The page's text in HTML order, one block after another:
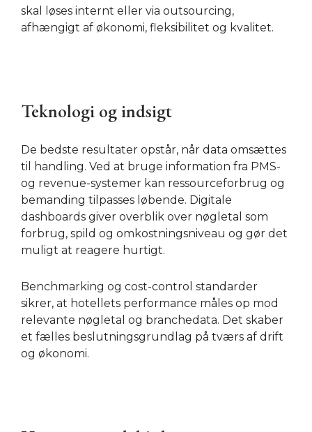
skal løses internt eller via outsourcing,
afhængigt af økonomi, fleksibilitet og kvalitet.
Teknologi og indsigt
De bedste resultater opstår, når data omsættes
til handling. Ved at bruge information fra PMS-
og revenue-systemer kan ressourceforbrug og
bemanding tilpasses løbende. Digitale
dashboards giver overblik over nøgletal som
forbrug, spild og omkostningsniveau og gør det
muligt at reagere hurtigt.
Benchmarking og cost-control standarder
sikrer, at hotellets performance måles op mod
relevante nøgletal og branchedata. Det skaber
et fælles beslutningsgrundlag på tværs af drift
og økonomi.